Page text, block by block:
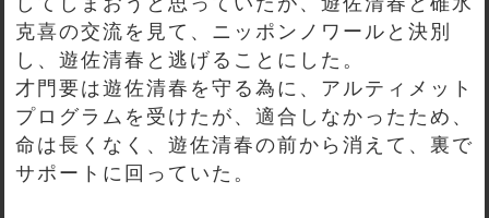
克喜の交流を見て、ニッポンノワールと決別
し、遊佐清春と逃げることにした。
才門要は遊佐清春を守る為に、アルティメット
プログラムを受けたが、適合しなかったため、
命は長くなく、遊佐清春の前から消えて、裏で
サポートに回っていた。